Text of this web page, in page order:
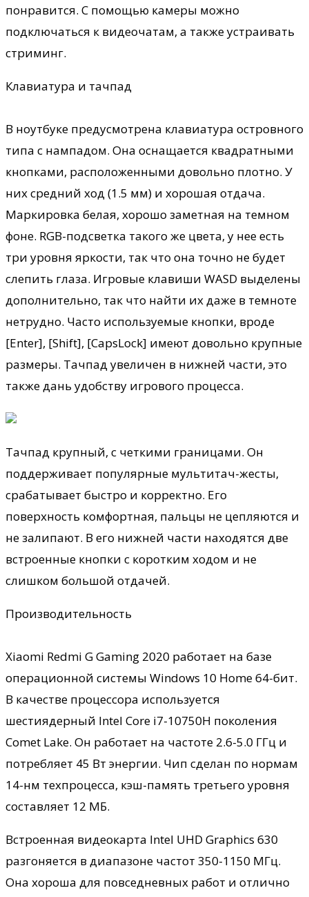
понравится. С помощью камеры можно
подключаться к видеочатам, а также устраивать
стриминг.
Клавиатура и тачпад
В ноутбуке предусмотрена клавиатура островного
типа с нампадом. Она оснащается квадратными
кнопками, расположенными довольно плотно. У
них средний ход (1.5 мм) и хорошая отдача.
Маркировка белая, хорошо заметная на темном
фоне. RGB-подсветка такого же цвета, у нее есть
три уровня яркости, так что она точно не будет
слепить глаза. Игровые клавиши WASD выделены
дополнительно, так что найти их даже в темноте
нетрудно. Часто используемые кнопки, вроде
[Enter], [Shift], [CapsLock] имеют довольно крупные
размеры. Тачпад увеличен в нижней части, это
также дань удобству игрового процесса.
Тачпад крупный, с четкими границами. Он
поддерживает популярные мультитач-жесты,
срабатывает быстро и корректно. Его
поверхность комфортная, пальцы не цепляются и
не залипают. В его нижней части находятся две
встроенные кнопки с коротким ходом и не
слишком большой отдачей.
Производительность
Xiaomi Redmi G Gaming 2020 работает на базе
операционной системы Windows 10 Home 64-бит.
В качестве процессора используется
шестиядерный Intel Core i7-10750H поколения
Comet Lake. Он работает на частоте 2.6-5.0 ГГц и
потребляет 45 Вт энергии. Чип сделан по нормам
14-нм техпроцесса, кэш-память третьего уровня
составляет 12 МБ.
Встроенная видеокарта Intel UHD Graphics 630
разгоняется в диапазоне частот 350-1150 МГц.
Она хороша для повседневных работ и отлично